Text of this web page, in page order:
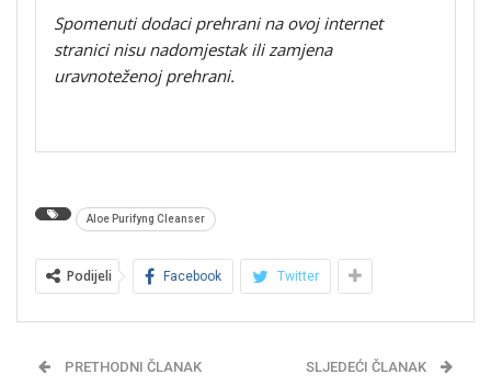
Spomenuti dodaci prehrani na ovoj internet
stranici nisu nadomjestak ili zamjena
uravnoteženoj prehrani.
Aloe Purifyng Cleanser
Podijeli Facebook Twitter
PRETHODNI ČLANAK SLJEDEĆI ČLANAK